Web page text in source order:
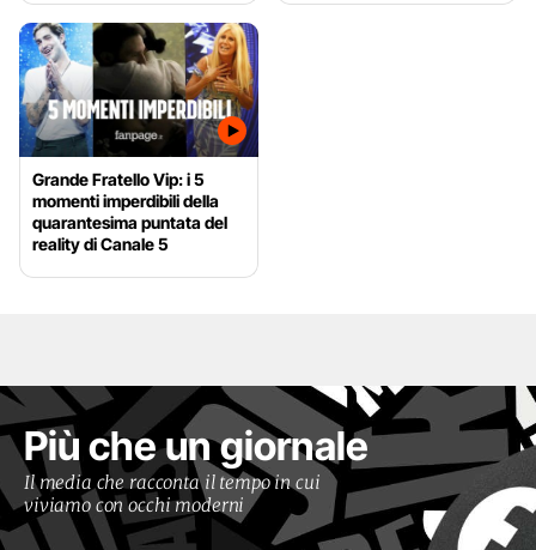
Grande Fratello Vip: i 5
momenti imperdibili della
quarantesima puntata del
reality di Canale 5
Più che un giornale
Il media che racconta il tempo in cui
viviamo con occhi moderni